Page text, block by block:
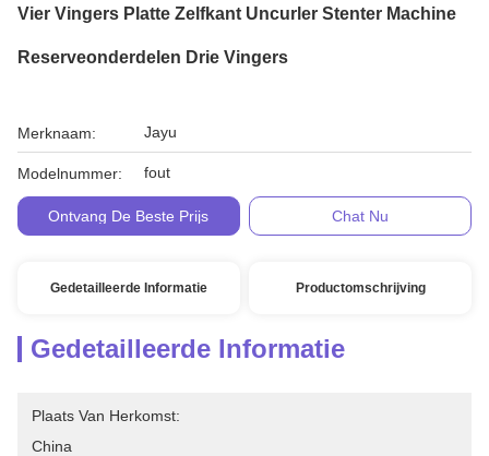
Vier Vingers Platte Zelfkant Uncurler Stenter Machine
Reserveonderdelen Drie Vingers
Merknaam: Jayu
Modelnummer: fout
Ontvang De Beste Prijs Chat Nu
Gedetailleerde Informatie Productomschrijving
Gedetailleerde Informatie
Plaats Van Herkomst:
China